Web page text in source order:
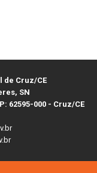
Cruz/CE
SN
62595-000 - Cruz/CE